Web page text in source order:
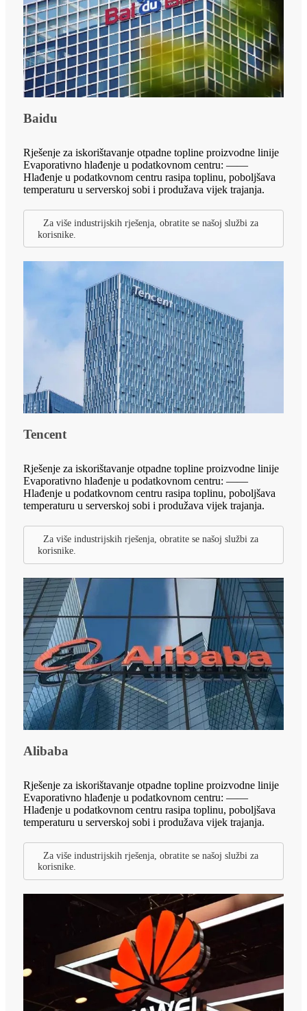
Baidu
Rješenje za iskorištavanje otpadne topline proizvodne linije
Evaporativno hlađenje u podatkovnom centru: ——
Hlađenje u podatkovnom centru rasipa toplinu, poboljšava
temperaturu u serverskoj sobi i produžava vijek trajanja.
Za više industrijskih rješenja, obratite se našoj službi za
korisnike.
Tencent
Rješenje za iskorištavanje otpadne topline proizvodne linije
Evaporativno hlađenje u podatkovnom centru: ——
Hlađenje u podatkovnom centru rasipa toplinu, poboljšava
temperaturu u serverskoj sobi i produžava vijek trajanja.
Za više industrijskih rješenja, obratite se našoj službi za
korisnike.
Alibaba
Rješenje za iskorištavanje otpadne topline proizvodne linije
Evaporativno hlađenje u podatkovnom centru: ——
Hlađenje u podatkovnom centru rasipa toplinu, poboljšava
temperaturu u serverskoj sobi i produžava vijek trajanja.
Za više industrijskih rješenja, obratite se našoj službi za
korisnike.